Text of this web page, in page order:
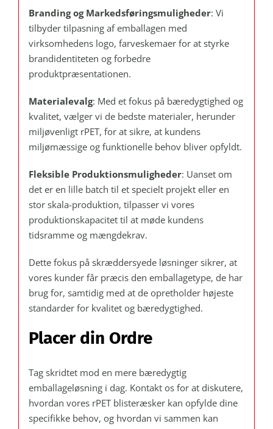
Branding og Markedsføringsmuligheder: Vi
tilbyder tilpasning af emballagen med
virksomhedens logo, farveskemaer for at styrke
brandidentiteten og forbedre
produktpræsentationen.
Materialevalg: Med et fokus på bæredygtighed og
kvalitet, vælger vi de bedste materialer, herunder
miljøvenligt rPET, for at sikre, at kundens
miljømæssige og funktionelle behov bliver opfyldt.
Fleksible Produktionsmuligheder: Uanset om
det er en lille batch til et specielt projekt eller en
stor skala-produktion, tilpasser vi vores
produktionskapacitet til at møde kundens
tidsramme og mængdekrav.
Dette fokus på skræddersyede løsninger sikrer, at
vores kunder får præcis den emballagetype, de har
brug for, samtidig med at de opretholder højeste
standarder for kvalitet og bæredygtighed.
Placer din Ordre
Tag skridtet mod en mere bæredygtig
emballageløsning i dag. Kontakt os for at diskutere,
hvordan vores rPET blisteræsker kan opfylde dine
specifikke behov, og hvordan vi sammen kan